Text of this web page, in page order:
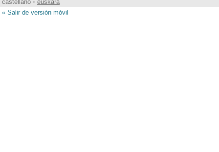
castellano • euskara
« Salir de versión móvil